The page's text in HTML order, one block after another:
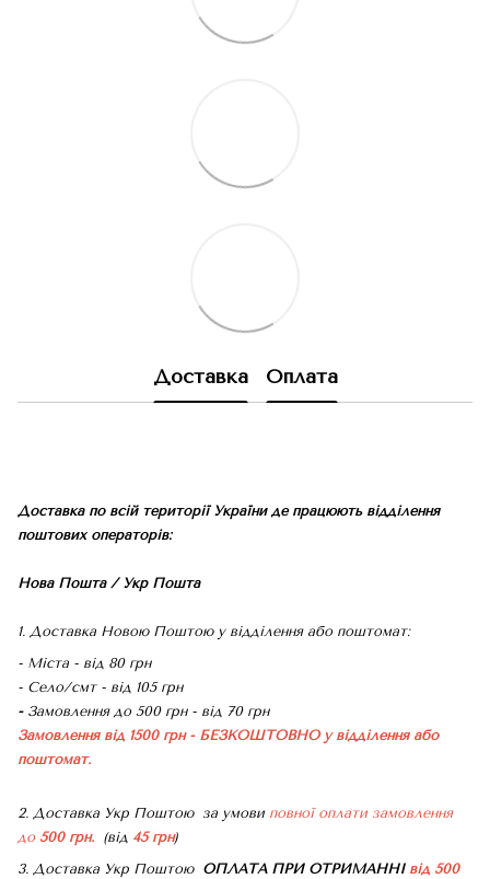
Доставка Оплата
Доставка по всій території України де працюють відділення
поштових операторів:
Нова Пошта / Укр Пошта
1. Доставка Новою Поштою у відділення або поштомат:
- Міста - від 80 грн
- Село/смт - від 105 грн
-Замовлення до 500 грн - від 70 грн
Замовлення від 1500 грн - БЕЗКОШТОВНО у відділення або
поштомат.
2. Доставка Укр Поштою за умови повної оплати замовлення
до 500 грн. (від 45 грн)
3. Доставка Укр ПоштоюОПЛАТА ПРИ ОТРИМАННІ від 500